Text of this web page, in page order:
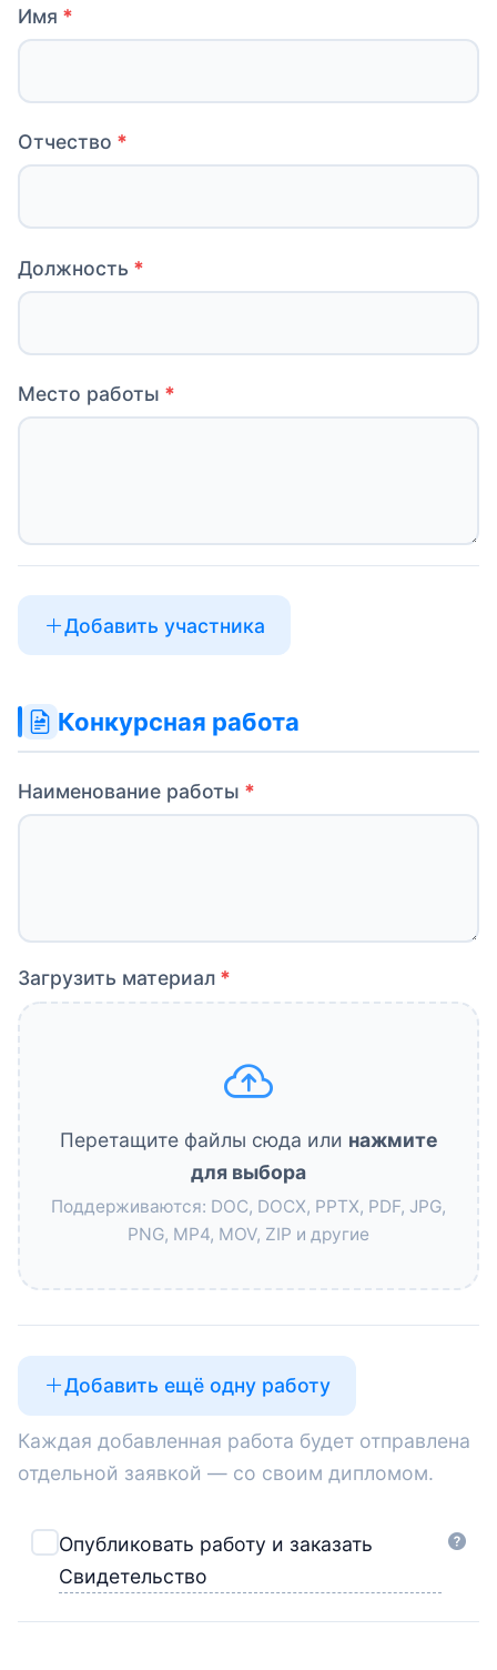
Имя
Отчество
Должность
Место работы
Добавить участника
Конкурсная работа
Наименование работы
Загрузить материал
Перетащите файлы сюда или нажмите
для выбора
Поддерживаются: DOC, DOCX, PPTX, PDF, JPG,
PNG, MP4, MOV, ZIP и другие
Добавить ещё одну работу
Каждая добавленная работа будет отправлена
отдельной заявкой — со своим дипломом.
Опубликовать работу и заказать
Свидетельство